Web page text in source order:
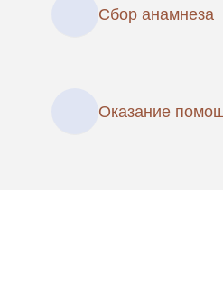
Сбор анамнеза
Оказание